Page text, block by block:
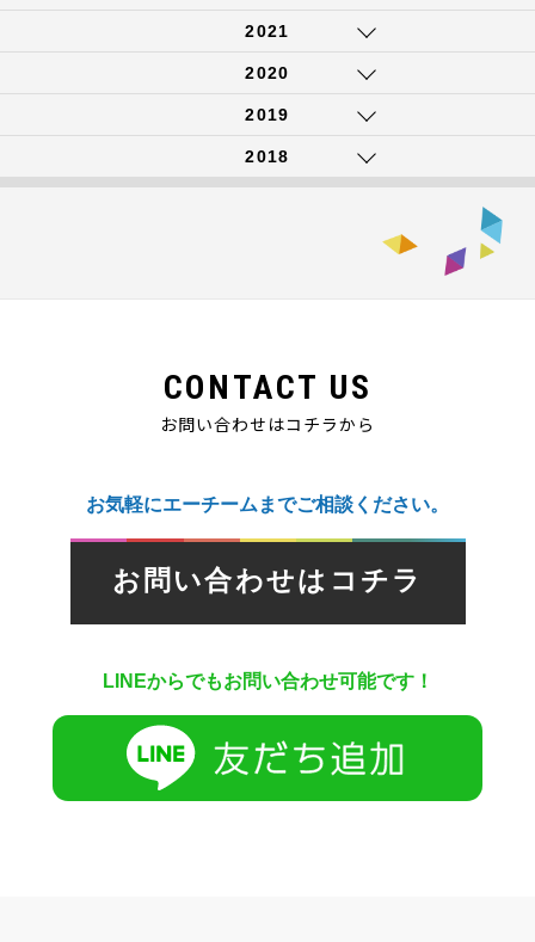
2021
2020
2019
2018
CONTACT US
お問い合わせはコチラから
お気軽にエーチームまでご相談ください。
お問い合わせはコチラ
LINEからでもお問い合わせ可能です！